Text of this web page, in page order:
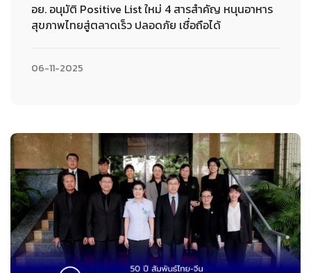
อย. อนุมัติ Positive List ใหม่ 4 สารสำคัญ หนุนอาหาร
สุขภาพไทยสู่ตลาดเร็ว ปลอดภัย เชื่อถือได้
06-11-2025